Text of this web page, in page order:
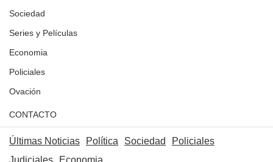
Sociedad
Series y Películas
Economia
Policiales
Ovación
CONTACTO
Últimas Noticias Política Sociedad
Policiales